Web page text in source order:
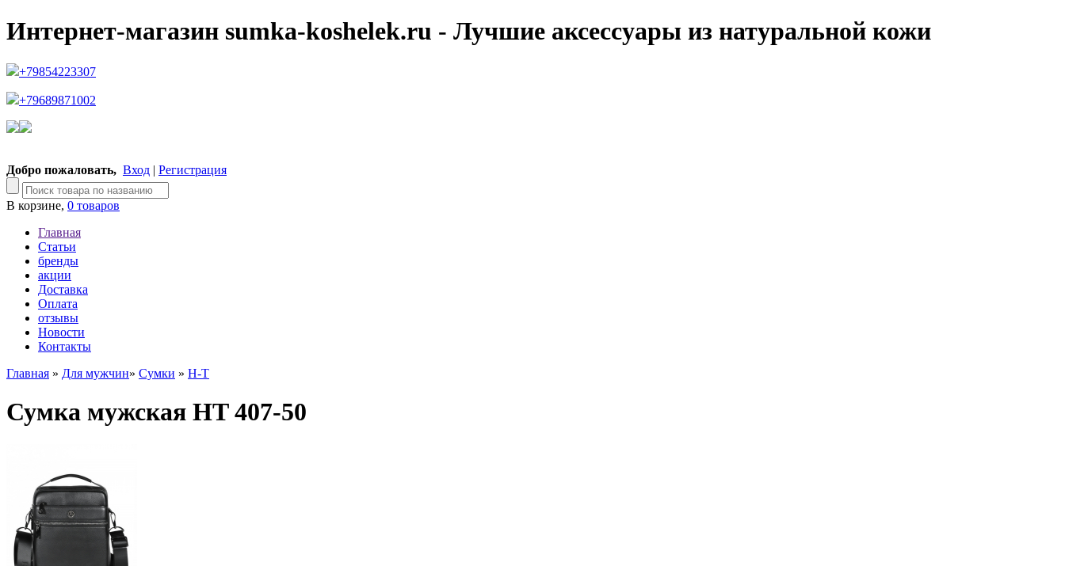
Интернет-магазин sumka-koshelek.ru - Лучшие аксессуары из натуральной кожи
+79854223307
+79689871002
Добро пожаловать, Вход | Регистрация
В корзине, 0 товаров
Главная
Статьи
бренды
акции
Доставка
Оплата
отзывы
Новости
Контакты
Главная » Для мужчин» Сумки » H-T
Сумка мужская HT 407-50